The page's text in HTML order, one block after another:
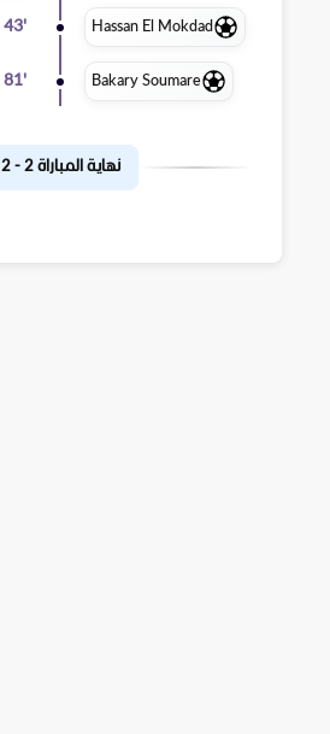
Hassan El Mokdad
43'
Bakary Soumare
81'
نهاية المباراة2
-
2